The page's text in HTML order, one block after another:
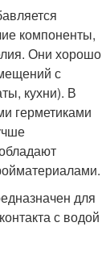
компоненты,
Они хорошо
с
кухни). В
герметиками
для
с водой